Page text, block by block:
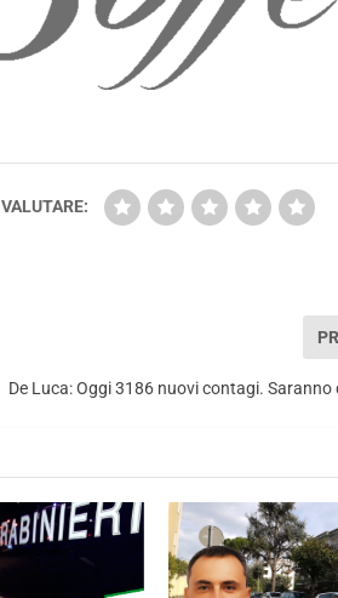
VALUTARE:
De Luca: Oggi 3186 nuovi contagi. Saranno